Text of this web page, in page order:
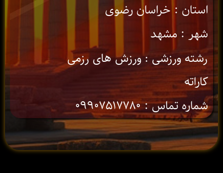
استان : خراسان رضوی
شهر : مشهد
رشته ورزشی : ورزش های رزمی
کاراته
شماره تماس : ۰۹۹۰۷۵۱۷۷۸۰